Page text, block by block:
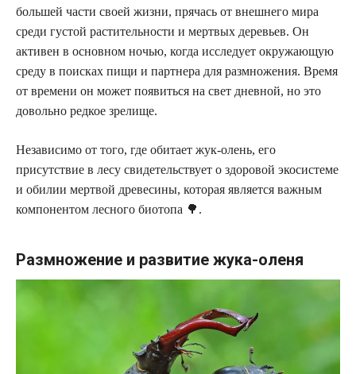
большей части своей жизни, прячась от внешнего мира
среди густой растительности и мертвых деревьев. Он
активен в основном ночью, когда исследует окружающую
среду в поисках пищи и партнера для размножения. Время
от времени он может появиться на свет дневной, но это
довольно редкое зрелище.
Независимо от того, где обитает жук-олень, его
присутствие в лесу свидетельствует о здоровой экосистеме
и обилии мертвой древесины, которая является важным
компонентом лесного биотопа 🌳.
Размножение и развитие жука-оленя